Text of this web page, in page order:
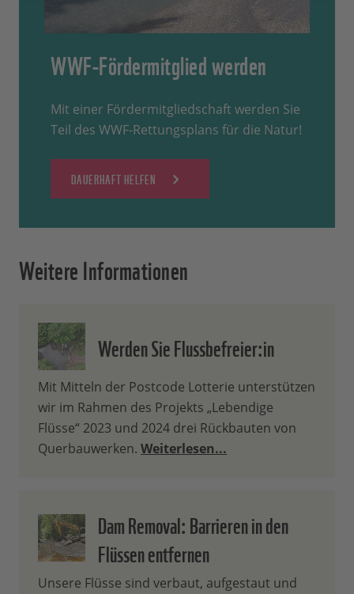
WWF-Fördermitglied werden
Mit einer Fördermitgliedschaft werden Sie
Teil des WWF-Rettungsplans für die Natur!
DAUERHAFT HELFEN
Weitere Informationen
Werden Sie Flussbefreier:in
Mit Mitteln der Postcode Lotterie unterstützen
wir im Rahmen des Projekts „Lebendige
Flüsse“ 2023 und 2024 drei Rückbauten von
Querbauwerken. Weiterlesen...
Dam Removal: Barrieren in den
Flüssen entfernen
Unsere Flüsse sind verbaut, aufgestaut und